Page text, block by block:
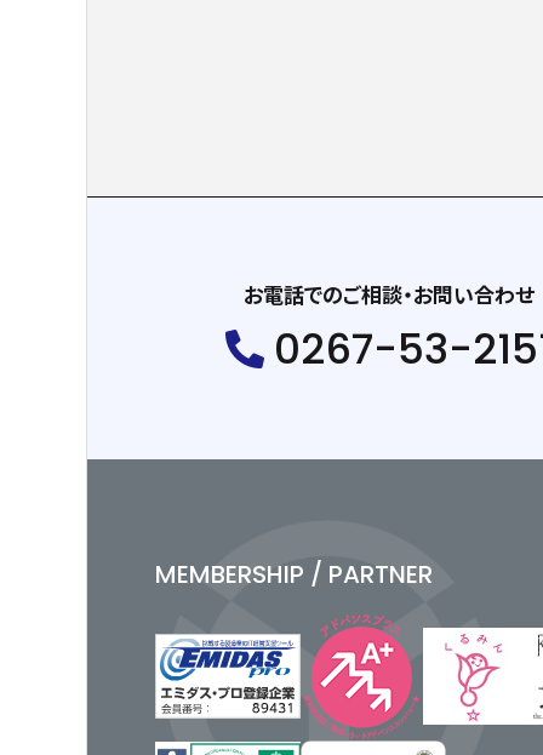
お電話でのご相談・お問い合わせ
0267-53-
MEMBERSHIP / PARTNER